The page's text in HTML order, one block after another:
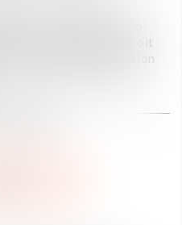
Avocats avec une
et en fiscalité, Bruno
d'expérience en droit
et une représentation
dans les secteurs